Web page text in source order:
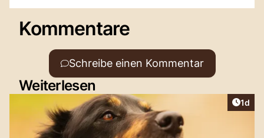
Kommentare
Schreibe einen Kommentar
Weiterlesen
1d